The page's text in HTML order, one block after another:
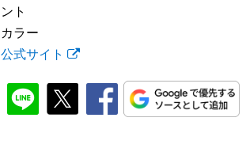
ント
カラー
公式サイト